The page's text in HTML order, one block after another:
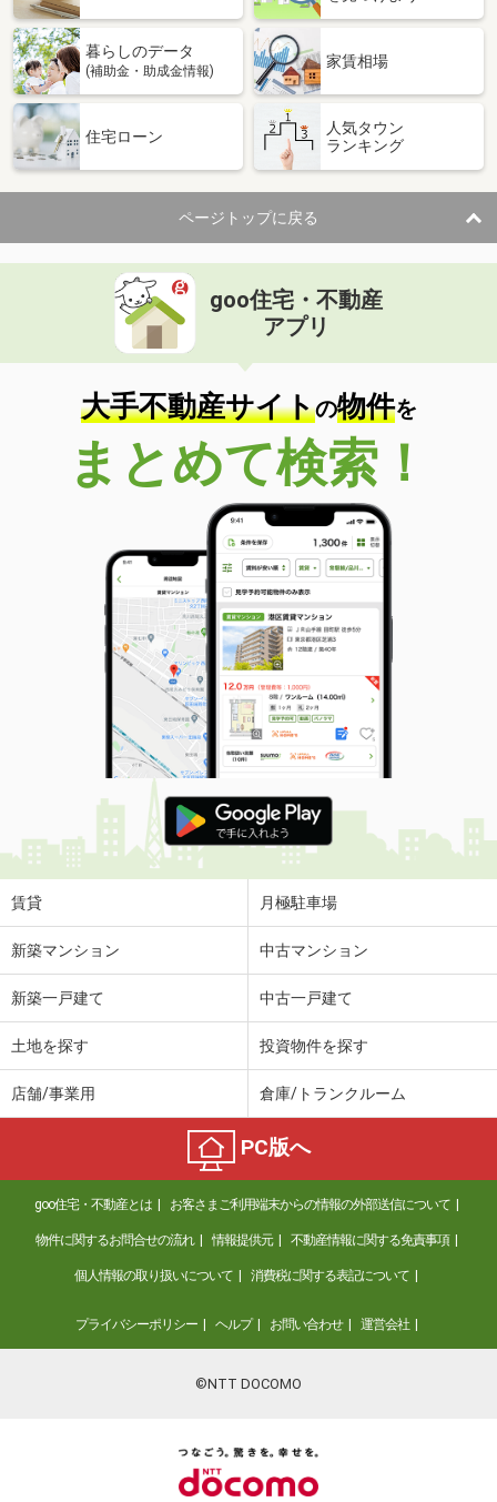
暮らしのデータ
(補助金・助成金情報)
家賃相場
住宅ローン
人気タウン
ランキング
ページトップに戻る
goo住宅・不動産
アプリ
大手不動産サイトの物件を
まとめて検索！
賃貸 月極駐車場
新築マンション 中古マンション
新築一戸建て 中古一戸建て
土地を探す 投資物件を探す
店舗/事業用 倉庫/トランクルーム
PC版へ
goo住宅・不動産とは お客さまご利用端末からの情報の外部送信について
物件に関するお問合せの流れ 情報提供元 不動産情報に関する免責事項
個人情報の取り扱いについて 消費税に関する表記について
プライバシーポリシー ヘルプ お問い合わせ 運営会社
©NTT DOCOMO